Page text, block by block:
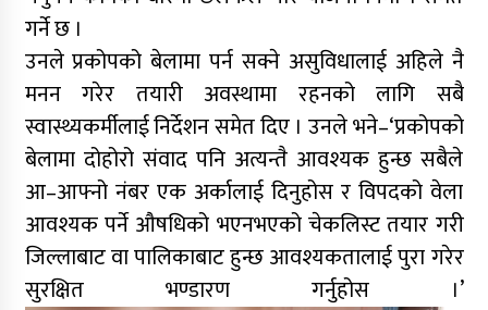
गर्ने छ ।
उनले प्रकोपको बेलामा पर्न सक्ने असुविधालाई अहिले नै
मनन गरेर तयारी अवस्थामा रहनको लागि सबै
स्वास्थ्यकर्मीलाई निर्देशन समेत दिए । उनले भने–‘प्रकोपको
बेलामा दोहोरो संवाद पनि अत्यन्तै आवश्यक हुन्छ सबैले
आ–आफ्नो नंबर एक अर्कालाई दिनुहोस र विपदको वेला
आवश्यक पर्ने औषधिको भएनभएको चेकलिस्ट तयार गरी
जिल्लाबाट वा पालिकाबाट हुन्छ आवश्यकतालाई पुरा गरेर
सुरक्षित भण्डारण गर्नुहोस ।’